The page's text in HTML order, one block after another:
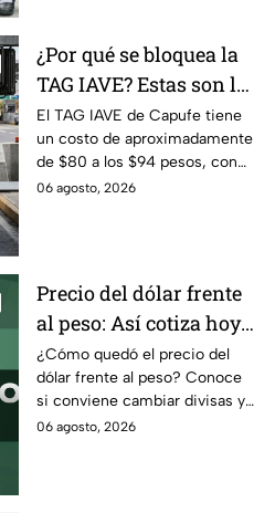
¿Por qué se bloquea la
TAG IAVE? Estas son las
razones por las que no
pasa en la caseta
El TAG IAVE de Capufe tiene
un costo de aproximadamente
de $80 a los $94 pesos, con
IVA incluido; te compartimos
06 agosto, 2026
Precio del dólar frente
al peso: Así cotiza hoy 6
de agosto 2026
¿Cómo quedó el precio del
dólar frente al peso? Conoce
si conviene cambiar divisas y
cómo el flujo en el estrecho de
06 agosto, 2026